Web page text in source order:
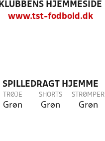
KLUBBENS HJEMMESIDE
www.tst-fodbold.dk
SPILLEDRAGT HJEMME
TRØJE
Grøn
SHORTS
Grøn
STRØMPER
Grøn